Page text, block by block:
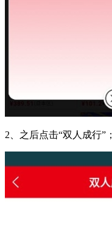
2、之后点击“双人成行”；